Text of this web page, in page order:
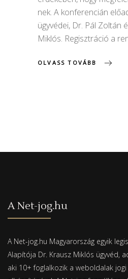
nek. A konferencián
ügyvédei, Dr. Pál Zoltán
Miklós. Regisztráció a
OLVASS TOVÁBB
A Net-jog.hu
A Net-jog.hu Magyarország egyik
Alapítója Dr. Krausz Miklós ügyvéd,
aki 10+ foglalkozik a weboldalak